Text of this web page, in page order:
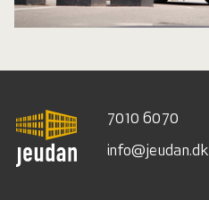
7010 6070
info@jeudan.dk